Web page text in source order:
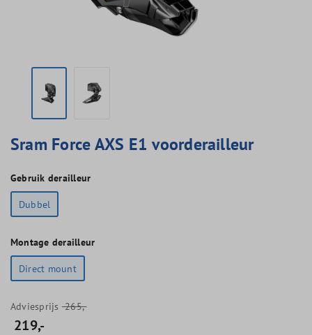
Sram Force AXS E1 voorderailleur
Gebruik derailleur
Dubbel
Montage derailleur
Direct mount
Adviesprijs 265,-
219,-